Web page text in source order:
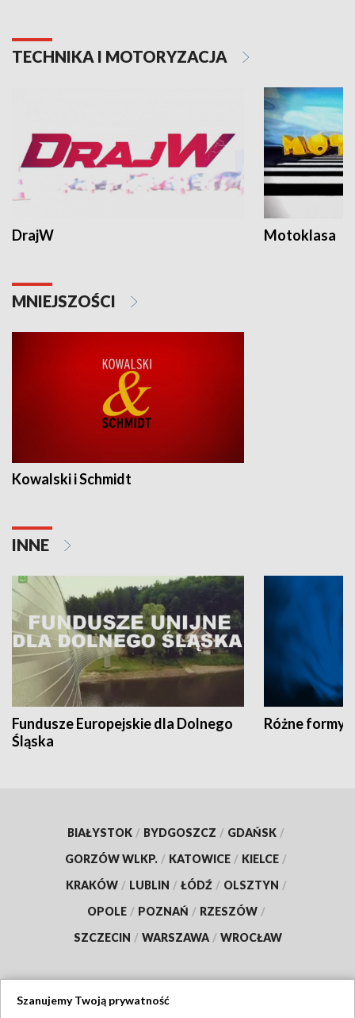
TECHNIKA I MOTORYZACJA
DrajW Motoklasa
MNIEJSZOŚCI
Kowalski i Schmidt
INNE
Fundusze Europejskie dla Dolnego
Śląska
Różne formy
BIAŁYSTOK / BYDGOSZCZ / GDAŃSK /
GORZÓW WLKP. / KATOWICE / KIELCE /
KRAKÓW / LUBLIN / ŁÓDŹ / OLSZTYN /
OPOLE / POZNAŃ / RZESZÓW /
SZCZECIN / WARSZAWA / WROCŁAW
Szanujemy Twoją prywatność